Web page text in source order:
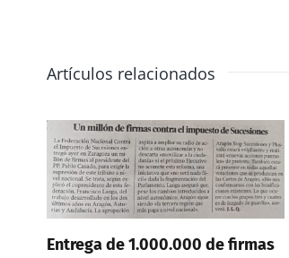
Artículos relacionados
Entrega de 1.000.000 de firmas